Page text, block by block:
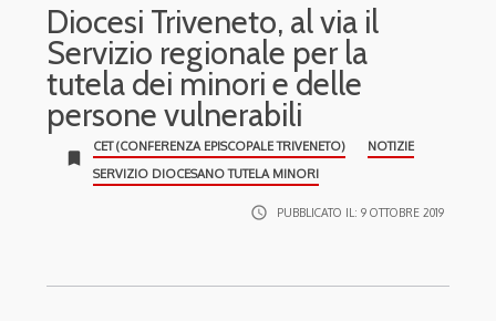
Diocesi Triveneto, al via il
Servizio regionale per la
tutela dei minori e delle
persone vulnerabili
bookmark
CET (CONFERENZA EPISCOPALE TRIVENETO)
NOTIZIE
SERVIZIO DIOCESANO TUTELA MINORI
access_time PUBBLICATO IL: 9 OTTOBRE 2019